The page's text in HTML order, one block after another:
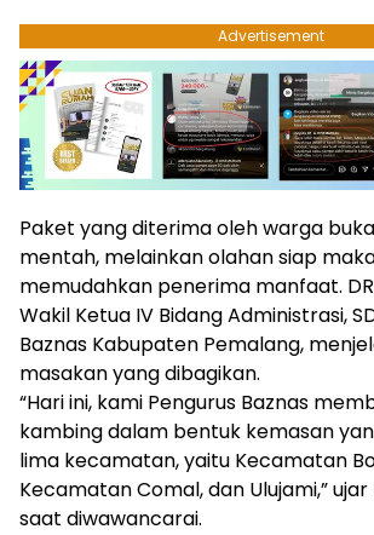
Advertisement
Paket yang diterima oleh warga
mentah, melainkan olahan siap
memudahkan penerima manfaat.
Wakil Ketua IV Bidang Administrasi,
Baznas Kabupaten Pemalang,
masakan yang dibagikan.
“Hari ini, kami Pengurus Baznas
kambing dalam bentuk kemasan
lima kecamatan, yaitu Kecamatan
Kecamatan Comal, dan Ulujami,” ujar
saat diwawancarai.